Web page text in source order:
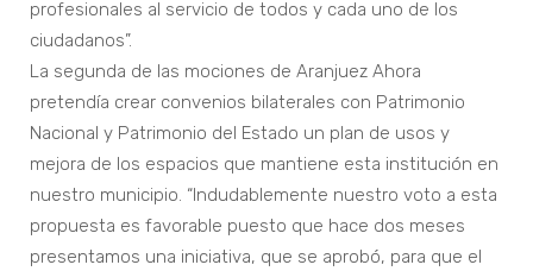
profesionales al servicio de todos y cada uno de los
ciudadanos”.
La segunda de las mociones de Aranjuez Ahora
pretendía crear convenios bilaterales con Patrimonio
Nacional y Patrimonio del Estado un plan de usos y
mejora de los espacios que mantiene esta institución en
nuestro municipio. “Indudablemente nuestro voto a esta
propuesta es favorable puesto que hace dos meses
presentamos una iniciativa, que se aprobó, para que el